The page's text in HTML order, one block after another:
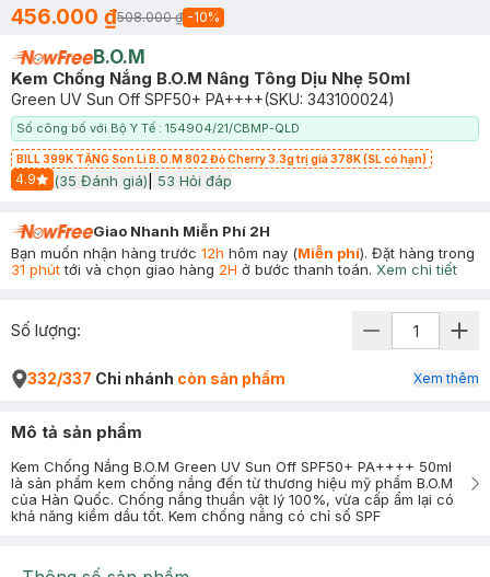
456.000 ₫508.000 ₫ -10%
B.O.M
Kem Chống Nắng B.O.M Nâng Tông Dịu Nhẹ 50ml
Green UV Sun Off SPF50+ PA++++(SKU: 343100024)
Số công bố với Bộ Y Tế : 154904/21/CBMP-QLD
BILL 399K TẶNG Son Lì B.O.M 802 Đỏ Cherry 3.3g trị giá 378K (SL có hạn)
4.9
Start Icon
(35 Đánh giá) 53 Hỏi đáp
Giao Nhanh Miễn Phí 2H
Bạn muốn nhận hàng trước 12h hôm nay (Miễn phí). Đặt hàng trong
31 phúttới và chọn giao hàng 2H ở bước thanh toán. Xem chi tiết
Số lượng:
332/337 Chi nhánh còn sản phẩm Xem thêm
Mô tả sản phẩm
Kem Chống Nắng B.O.M Green UV Sun Off SPF50+ PA++++ 50ml
là sản phẩm kem chống nắng đến từ thương hiệu mỹ phẩm B.O.M
của Hàn Quốc. Chống nắng thuần vật lý 100%, vừa cấp ẩm lại có
khả năng kiềm dầu tốt. Kem chống nắng có chỉ số SPF